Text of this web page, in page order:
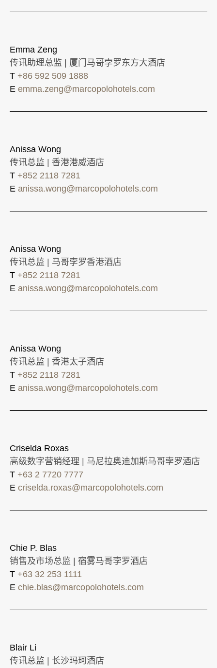
Emma Zeng
传讯助理总监 | 厦门马哥孛罗东方大酒店
T +86 592 509 1888
E emma.zeng@marcopolohotels.com
Anissa Wong
传讯总监 | 香港港威酒店
T +852 2118 7281
E anissa.wong@marcopolohotels.com
Anissa Wong
传讯总监 | 马哥孛罗香港酒店
T +852 2118 7281
E anissa.wong@marcopolohotels.com
Anissa Wong
传讯总监 | 香港太子酒店
T +852 2118 7281
E anissa.wong@marcopolohotels.com
Criselda Roxas
高级数字营销经理 | 马尼拉奥迪加斯马哥孛罗酒店
T +63 2 7720 7777
E criselda.roxas@marcopolohotels.com
Chie P. Blas
销售及市场总监 | 宿雾马哥孛罗酒店
T +63 32 253 1111
E chie.blas@marcopolohotels.com
Blair Li
传讯总监 | 长沙玛珂酒店